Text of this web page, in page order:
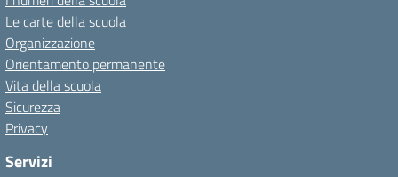
Le carte della scuola
Organizzazione
Orientamento permanente
Vita della scuola
Sicurezza
Privacy
Servizi